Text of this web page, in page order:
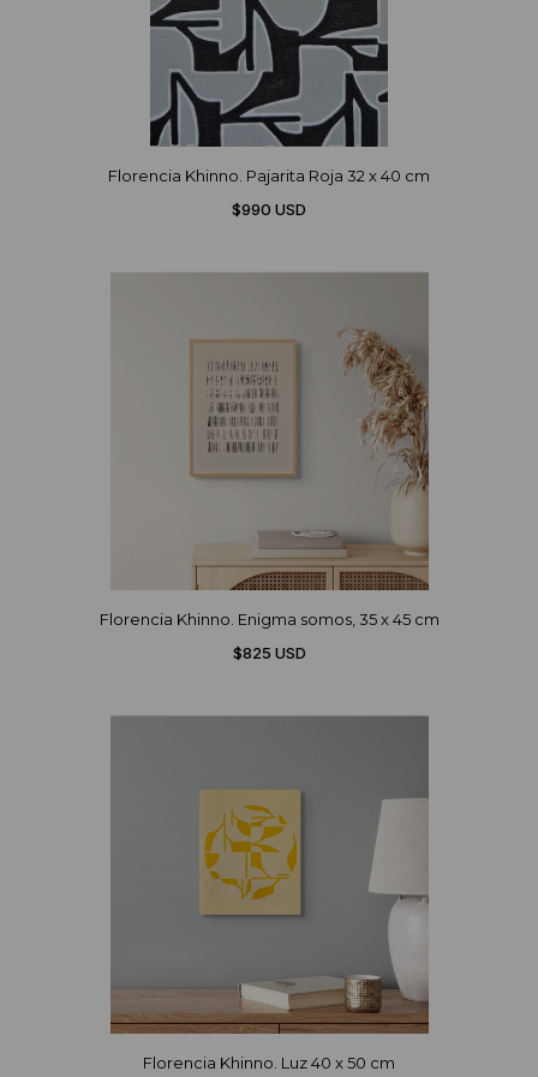
Florencia Khinno. Pajarita Roja 32 x 40 cm
$990 USD
Florencia Khinno. Enigma somos, 35 x 45 cm
$825 USD
Florencia Khinno. Luz 40 x 50 cm